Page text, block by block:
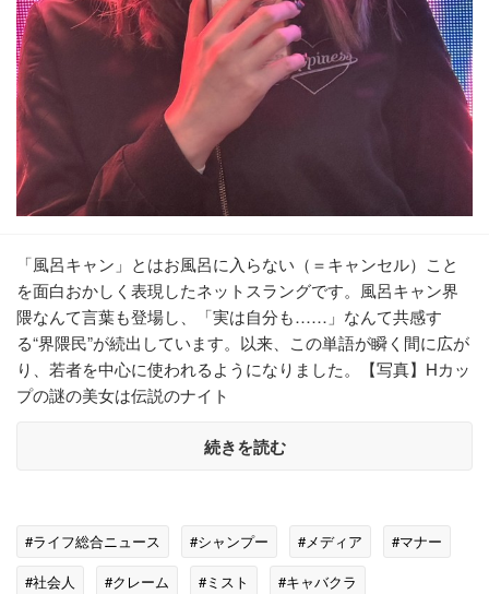
「風呂キャン」とはお風呂に入らない（＝キャンセル）こと
を面白おかしく表現したネットスラングです。風呂キャン界
隈なんて言葉も登場し、「実は自分も……」なんて共感す
る“界隈民”が続出しています。以来、この単語が瞬く間に広が
り、若者を中心に使われるようになりました。【写真】Hカッ
プの謎の美女は伝説のナイト
続きを読む
#ライフ総合ニュース #シャンプー #メディア
#マナー
#社会人
#クレーム #ミスト #キャバクラ